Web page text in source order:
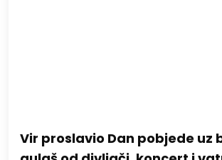
Vir proslavio Dan pobjede uz